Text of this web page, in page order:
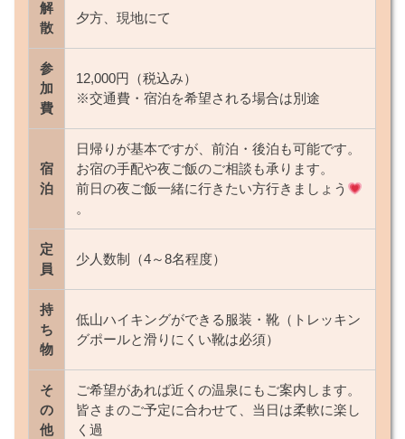
解
散
夕方、現地にて
参
加
費
12,000円（税込み）
※交通費・宿泊を希望される場合は別途
宿
泊
日帰りが基本ですが、前泊・後泊も可能です。
お宿の手配や夜ご飯のご相談も承ります。
前日の夜ご飯一緒に行きたい方行きましょう
。
定
員
少人数制（4～8名程度）
持
ち
物
低山ハイキングができる服装・靴（トレッキン
グポールと滑りにくい靴は必須）
そ
の
他
ご希望があれば近くの温泉にもご案内します。
皆さまのご予定に合わせて、当日は柔軟に楽し
く過